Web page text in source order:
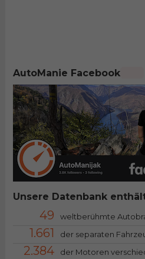
AutoManie Facebook
Unsere Datenbank
49 weltberühmte
1.661 der separaten
2.384 der Motoren